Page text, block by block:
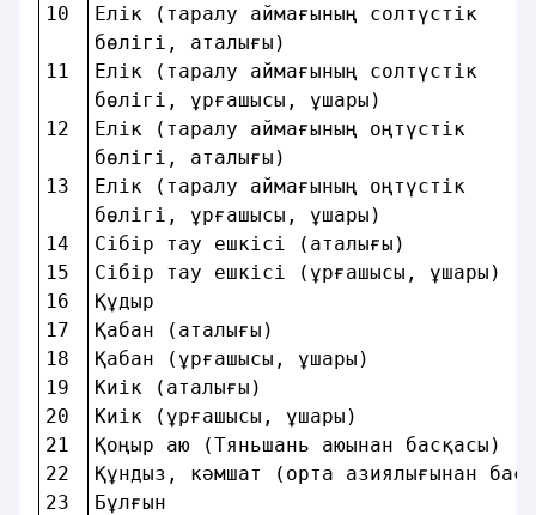
10
11
12
13
14
15
16
17
18
19
20
21
22
23
Елiк (таралу
бөлiгi, аталығы)
Елiк (таралу
бөлiгi, ұрғашысы, ұшары)
Елiк (таралу
бөлiгi, аталығы)
Елiк (таралу
бөлiгi, ұрғашысы, ұшары)
Сiбiр тау ешкiсi (аталығы)
Сiбiр тау ешкiсi (ұрғашысы, ұшары)
Құдыр
Қабан (аталығы)
Қабан (ұрғашысы, ұшары)
Киiк (аталығы)
Киiк (ұрғашысы, ұшары)
Қоңыр аю (Тяньшань аюынан
Құндыз, кәмшат (орта
Бұлғын